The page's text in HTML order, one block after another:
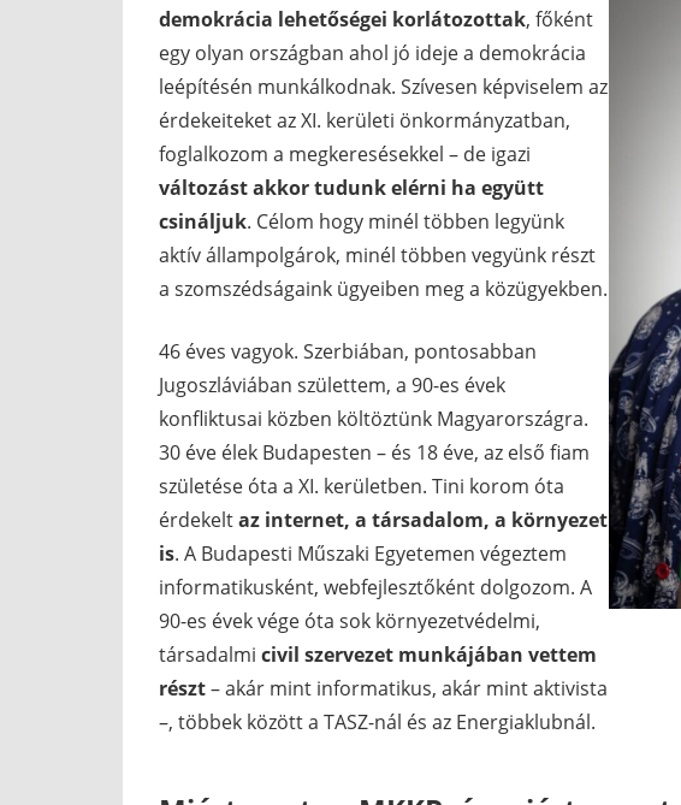
demokrácia lehetőségei korlátozottak, főként
egy olyan országban ahol jó ideje a demokrácia
leépítésén munkálkodnak. Szívesen képviselem az
érdekeiteket az XI. kerületi önkormányzatban,
foglalkozom a megkeresésekkel – de igazi
változást akkor tudunk elérni ha együtt
csináljuk. Célom hogy minél többen legyünk
aktív állampolgárok, minél többen vegyünk részt
a szomszédságaink ügyeiben meg a közügyekben.
46 éves vagyok. Szerbiában, pontosabban
Jugoszláviában születtem, a 90-es évek
konfliktusai közben költöztünk Magyarországra.
30 éve élek Budapesten – és 18 éve, az első fiam
születése óta a XI. kerületben. Tini korom óta
érdekeltaz internet, a társadalom, a környezet
is. A Budapesti Műszaki Egyetemen végeztem
informatikusként, webfejlesztőként dolgozom. A
90-es évek vége óta sok környezetvédelmi,
társadalmi civil szervezet munkájában vettem
részt– akár mint informatikus, akár mint aktivista
–, többek között a TASZ-nál és az Energiaklubnál.